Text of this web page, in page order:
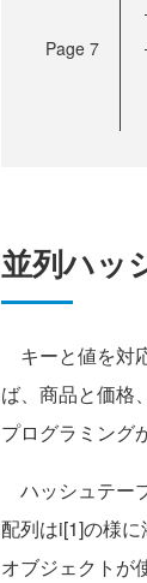
Page 7
並列ハッ
キーと値を対
ば、商品と価格
プログラミング
ハッシュテー
配列はi[1]の様
オブジェクトが